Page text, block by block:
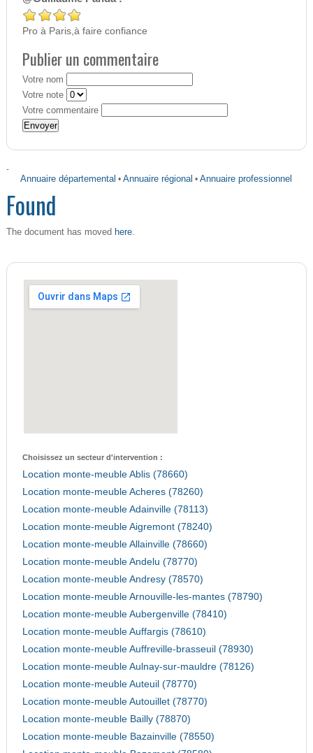
Pro à Paris,à faire confiance
Publier un commentaire
Votre nom
Votre note
Votre commentaire
-
Annuaire départemental •Annuaire régional •Annuaire professionnel
Found
The document has moved here.
Choisissez un secteur d'intervention :
Location monte-meuble Ablis (78660)
Location monte-meuble Acheres (78260)
Location monte-meuble Adainville (78113)
Location monte-meuble Aigremont (78240)
Location monte-meuble Allainville (78660)
Location monte-meuble Andelu (78770)
Location monte-meuble Andresy (78570)
Location monte-meuble Arnouville-les-mantes (78790)
Location monte-meuble Aubergenville (78410)
Location monte-meuble Auffargis (78610)
Location monte-meuble Auffreville-brasseuil (78930)
Location monte-meuble Aulnay-sur-mauldre (78126)
Location monte-meuble Auteuil (78770)
Location monte-meuble Autouillet (78770)
Location monte-meuble Bailly (78870)
Location monte-meuble Bazainville (78550)